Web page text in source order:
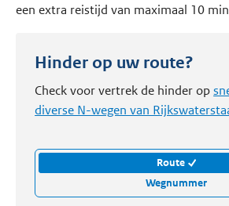
een extra reistijd van maximaal 10
Hinder op uw route?
Check voor vertrek de hinder op
diverse N-wegen van
Route
Wegnummer